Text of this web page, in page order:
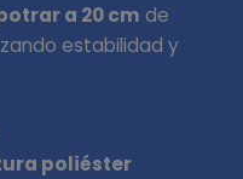
a 20 cm de
estabilidad y
poliéster